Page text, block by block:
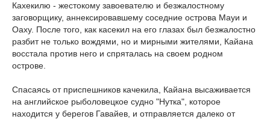
Кахекилю - жестокому завоевателю и безжалостному
заговорщику, аннексировавшему соседние острова Мауи и
Оаху. После того, как касекил на его глазах был безжалостно
разбит не только вождями, но и мирными жителями, Кайана
восстала против него и спряталась на своем родном
острове.
Спасаясь от приспешников качекила, Кайана высаживается
на английское рыболовецкое судно "Нутка", которое
находится у берегов Гавайев, и отправляется далеко от